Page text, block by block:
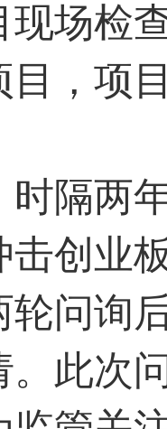
现场检
目，项
时隔两
击创业
轮问询
。此次